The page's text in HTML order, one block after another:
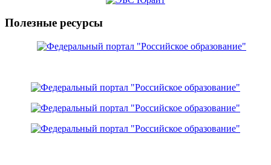
Полезные ресурсы